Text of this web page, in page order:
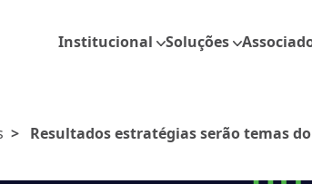
Institucional Soluções
> Resultados estratégias serão temas